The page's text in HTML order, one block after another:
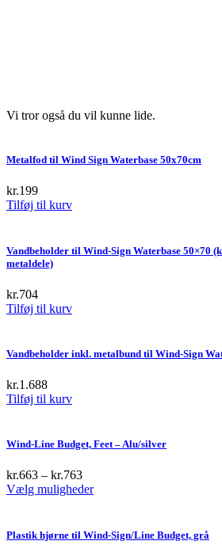
Vi tror også du vil kunne lide.
Metalfod til Wind Sign Waterbase 50x70cm
kr.199
Tilføj til kurv
Vandbeholder til Wind-Sign Waterbase 50×70
metaldele)
kr.704
Tilføj til kurv
Vandbeholder inkl. metalbund til Wind-Sign
kr.1.688
Tilføj til kurv
Wind-Line Budget, Feet – Alu/silver
kr.663 – kr.763
Vælg mulighederThis
multiple
variants.
Plastik hjørne til Wind-Sign/Line Budget, grå